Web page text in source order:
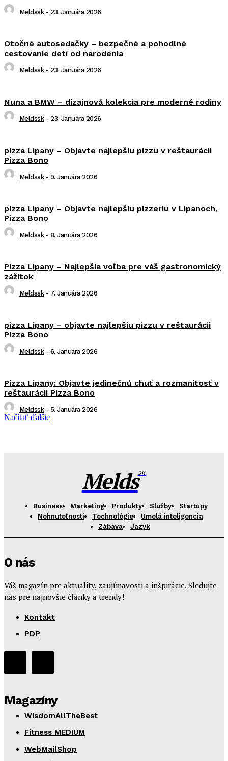
Meldssk - 23. Januára 2026
Otočné autosedačky – bezpečné a pohodlné
cestovanie detí od narodenia
Meldssk - 23. Januára 2026
Nuna a BMW – dizajnová kolekcia pre moderné rodiny
Meldssk - 23. Januára 2026
pizza Lipany – Objavte najlepšiu pizzu v reštaurácii
Pizza Bono
Meldssk - 9. Januára 2026
pizza Lipany – Objavte najlepšiu pizzeriu v Lipanoch,
Pizza Bono
Meldssk - 8. Januára 2026
Pizza Lipany – Najlepšia voľba pre váš gastronomický
zážitok
Meldssk - 7. Januára 2026
pizza Lipany – objavte najlepšiu pizzu v reštaurácii
Pizza Bono
Meldssk - 6. Januára 2026
Pizza Lipany: Objavte jedinečnú chuť a rozmanitosť v
reštaurácii Pizza Bono
Meldssk - 5. Januára 2026
Načítať ďalšie
MeldsSK
Business Marketing Produkty Služby
Startupy
Nehnuteľnosti
Technológie
Umelá inteligencia
Zábava
Jazyk
O nás
Váš magazín pre aktuality, zaujímavosti a inšpirácie. Sledujte
nás pre najnovšie články a trendy!
Kontakt
PDP
Magazíny
WisdomAllTheBest
Fitness MEDIUM
WebMailShop